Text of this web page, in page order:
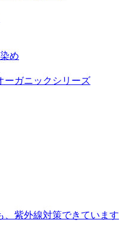
め
ーガニックシリーズ
、紫外線対策できています